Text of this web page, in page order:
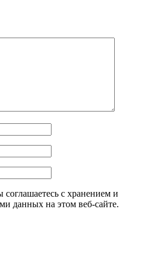
с хранением и
данных на этом веб-сайте.